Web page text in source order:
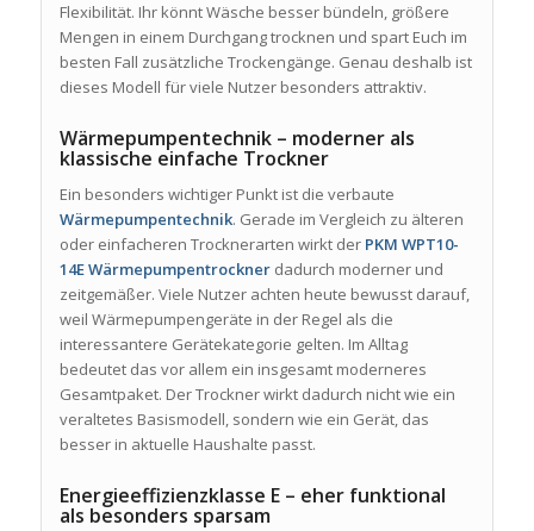
Flexibilität. Ihr könnt Wäsche besser bündeln, größere
Mengen in einem Durchgang trocknen und spart Euch im
besten Fall zusätzliche Trockengänge. Genau deshalb ist
dieses Modell für viele Nutzer besonders attraktiv.
Wärmepumpentechnik – moderner als
klassische einfache Trockner
Ein besonders wichtiger Punkt ist die verbaute
Wärmepumpentechnik. Gerade im Vergleich zu älteren
oder einfacheren Trocknerarten wirkt der PKM WPT10-
14E Wärmepumpentrocknerdadurch moderner und
zeitgemäßer. Viele Nutzer achten heute bewusst darauf,
weil Wärmepumpengeräte in der Regel als die
interessantere Gerätekategorie gelten. Im Alltag
bedeutet das vor allem ein insgesamt moderneres
Gesamtpaket. Der Trockner wirkt dadurch nicht wie ein
veraltetes Basismodell, sondern wie ein Gerät, das
besser in aktuelle Haushalte passt.
Energieeffizienzklasse E – eher funktional
als besonders sparsam